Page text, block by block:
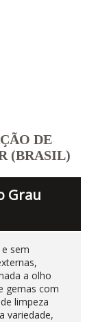
DE
(BRASIL)
Grau
sem
a olho
gemas com
limpeza
variedade,